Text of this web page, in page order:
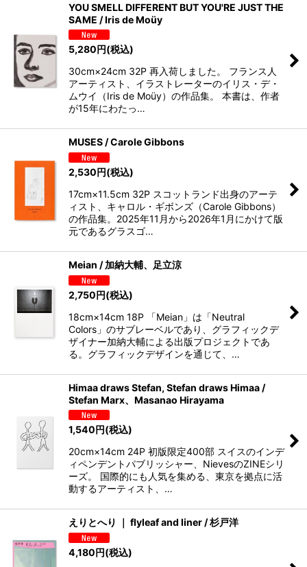
YOU SMELL DIFFERENT BUT YOU'RE JUST THE
SAME / Iris de Moüy
5,280円(税込)
30cm×24cm 32P 再入荷しました。 フランス人
アーティスト、イラストレーターのイリス・デ・
ムウイ（Iris de Moüy）の作品集。 本書は、作者
が15年にわたっ…
MUSES / Carole Gibbons
2,530円(税込)
17cm×11.5cm 32P スコットランド出身のアーテ
ィスト、キャロル・ギボンズ（Carole Gibbons）
の作品集。2025年11月から2026年1月にかけて版
元であるグラスゴ…
Meian / 加納大輔、足立涼
2,750円(税込)
18cm×14cm 18P 「Meian」は「Neutral
Colors」のサブレーベルであり、グラフィックデ
ザイナー加納大輔による出版プロジェクトであ
る。グラフィックデザインを通じて、…
Himaa draws Stefan, Stefan draws Himaa /
Stefan Marx、Masanao Hirayama
1,540円(税込)
20cm×14cm 24P 初版限定400部 スイスのインデ
ィペンデントパブリッシャー、NievesのZINEシリ
ーズ。 国際的にも人気を集める、東京を拠点に活
動するアーティスト、…
えりとへり ｜ flyleaf and liner / 杉戸洋
4,180円(税込)